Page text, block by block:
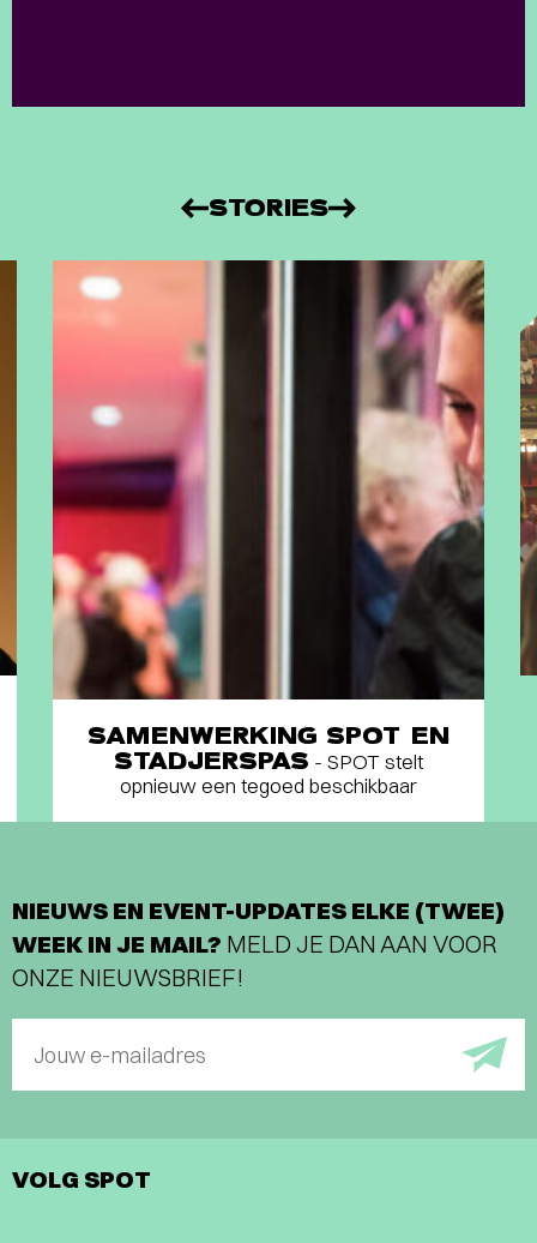
STORIES
SAMENWERKING SPOT EN
STADJERSPAS - SPOT stelt
opnieuw een tegoed beschikbaar
NIEUWS EN EVENT-UPDATES ELKE (TWEE)
WEEK IN JE MAIL? MELD JE DAN AAN VOOR
ONZE NIEUWSBRIEF!
Jouw e-mailadres
VOLG SPOT